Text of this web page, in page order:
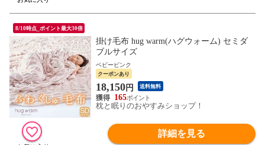
8/10時点_ポイント最大30倍
掛け毛布 hug warm(ハグウォーム) セミダ
ブルサイズ
ベビーピンク
クーポンあり
18,150円 送料無料
165
枕と眠りのおやすみショップ！
詳細を見る